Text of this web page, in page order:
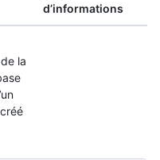
d’informations
la